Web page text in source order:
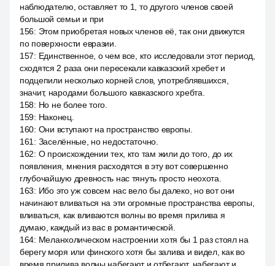
наблюдателю, оставляет то 1, то другого членов своей
большой семьи и при
156: Этом приобретая новых членов её, так они движутся
по поверхности евразии.
157: Единственное, о чем все, кто исследовали этот период,
сходятся 2 раза они пересекали кавказский хребет и
подцепили несколько корней слов, употреблявшихся,
значит, народами большого кавказского хребта.
158: Но не более того.
159: Наконец.
160: Они вступают на пространство европы.
161 : Заселённые, но недостаточно.
162: О происхождении тех, кто там жили до того, до их
появления, мнения расходятся в эту вот совершенно
глубочайшую древность нас тянуть просто неохота.
163: Ибо это уж совсем нас вело бы далеко, но вот они
начинают вливаться на эти огромные пространства европы,
вливаться, как вливаются волны во время прилива я
думаю, каждый из вас в романтической.
164: Меланхолическом настроении хотя бы 1 раз стоял на
берегу моря или финского хотя бы залива и видел, как во